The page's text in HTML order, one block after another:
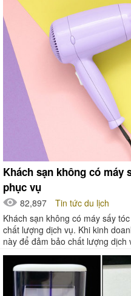
Khách sạn không có
phục vụ
82,897
Tin tức du lịch
Khách sạn không có máy sấy
chất lượng dịch vụ. Khi kinh
này để đảm bảo chất lượng dịch